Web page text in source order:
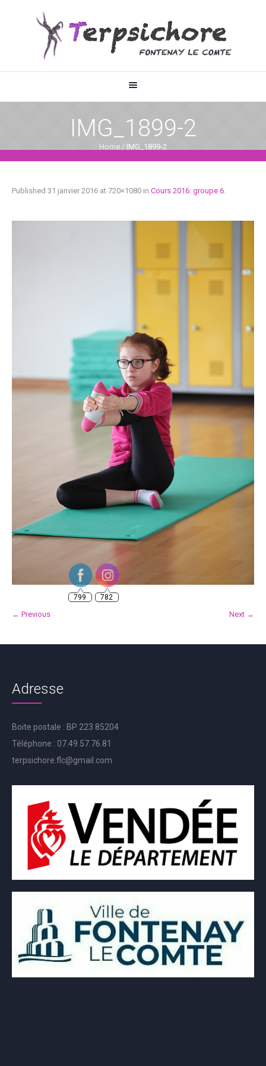
IMG_1899-2
Home / IMG_1899-2
Published 31 janvier 2016 at 720×1080 in Cours 2016: groupe 6.
← Previous Next →
Adresse
Boite postale : BP 223 85204
Téléphone : 07.49.57.76.81
terpsichore.flc@gmail.com
799 782